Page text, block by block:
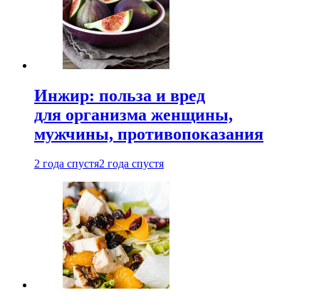
Инжир: польза и вред
для организма женщины,
мужчины, противопоказания
2 года спустя2 года спустя